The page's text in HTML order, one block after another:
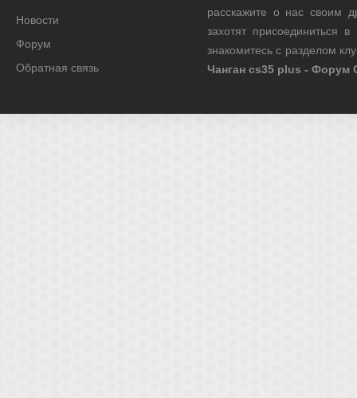
Новости
Форум
Обратная связь
расскажите о нас своим
захотят присоединиться
знакомитесь с разделом
Чанган cs35 plus - Форум